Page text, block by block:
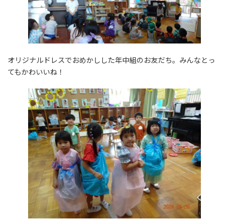
オリジナルドレスでおめかしした年中組のお友だち。みんなとっ
てもかわいいね！